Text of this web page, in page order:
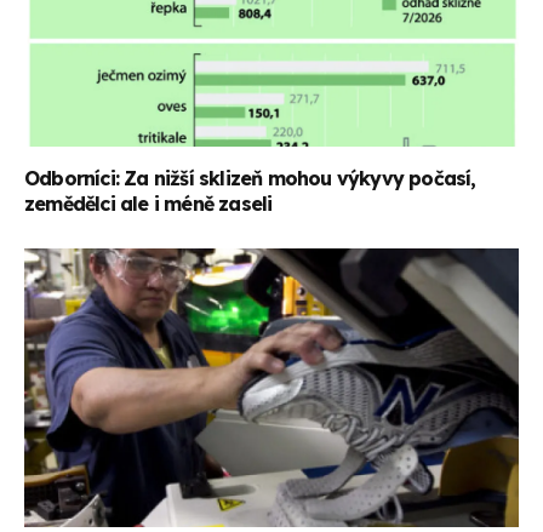
Odborníci: Za nižší sklizeň mohou výkyvy počasí,
zemědělci ale i méně zaseli